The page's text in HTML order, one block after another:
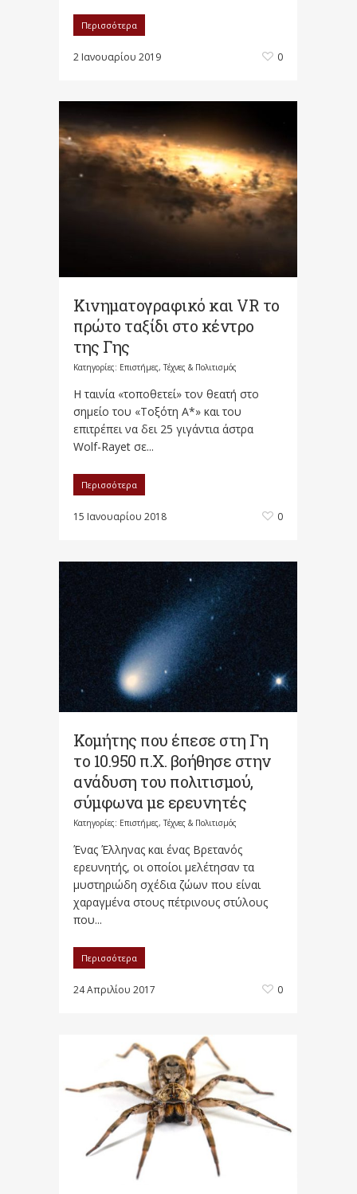
Περισσότερα
2 Ιανουαρίου 2019 0
Κινηματογραφικό και VR το
πρώτο ταξίδι στο κέντρο
της Γης
Κατηγορίες: Επιστήμες, Τέχνες & Πολιτισμός
Η ταινία «τοποθετεί» τον θεατή στο
σημείο του «Τοξότη Α*» και του
επιτρέπει να δει 25 γιγάντια άστρα
Wolf-Rayet σε...
Περισσότερα
15 Ιανουαρίου 2018 0
Κομήτης που έπεσε στη Γη
το 10.950 π.Χ. βοήθησε στην
ανάδυση του πολιτισμού,
σύμφωνα με ερευνητές
Κατηγορίες: Επιστήμες, Τέχνες & Πολιτισμός
Ένας Έλληνας και ένας Βρετανός
ερευνητής, οι οποίοι μελέτησαν τα
μυστηριώδη σχέδια ζώων που είναι
χαραγμένα στους πέτρινους στύλους
που...
Περισσότερα
24 Απριλίου 2017 0